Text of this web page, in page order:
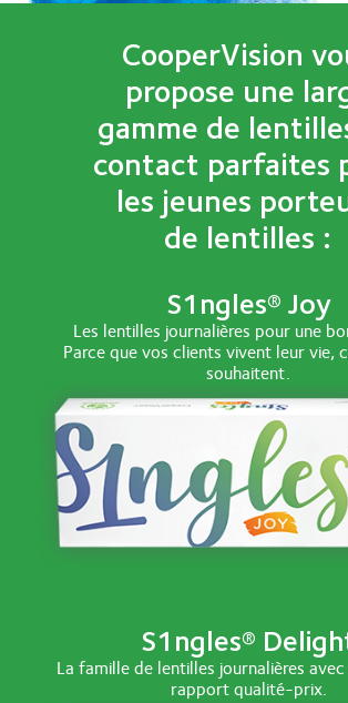
CooperVision
propose une
gamme de
contact parfaites
les jeunes
de lentilles :
S1ngles® Joy
Les lentilles journalières pour une
Parce que vos clients vivent leur vie,
souhaitent.
S1ngles®
La famille de lentilles journalières
rapport qualité-prix.